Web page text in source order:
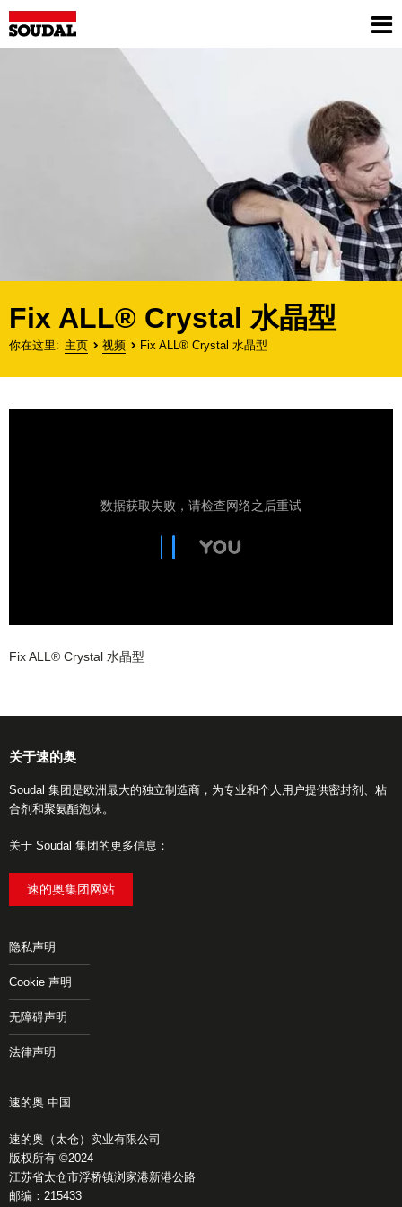
Skip
to
main
Fix ALL® Crystal 水晶型
你在这里 主页 视频 Fix ALL® Crystal 水晶型
Fix ALL® Crystal 水晶型
关于速的奥
Soudal 集团是欧洲最大的独立制造商，为专业和个人用户提供密封剂、粘
合剂和聚氨酯泡沫。
关于 Soudal 集团的更多信息：
速的奥集团网站
隐私声明
Cookie 声明
无障碍声明
法律声明
速的奥 中国
速的奥（太仓）实业有限公司
版权所有 ©2024
江苏省太仓市浮桥镇浏家港新港公路
邮编：215433